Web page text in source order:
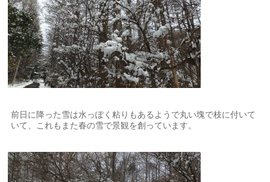
前日に降った雪は水っぽく粘りもあるようで丸い塊で枝に付いて
いて、これもまた春の雪で景観を創っています。